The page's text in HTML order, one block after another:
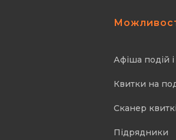
Афіша подій
Квитки на
Cканер
Підрядники